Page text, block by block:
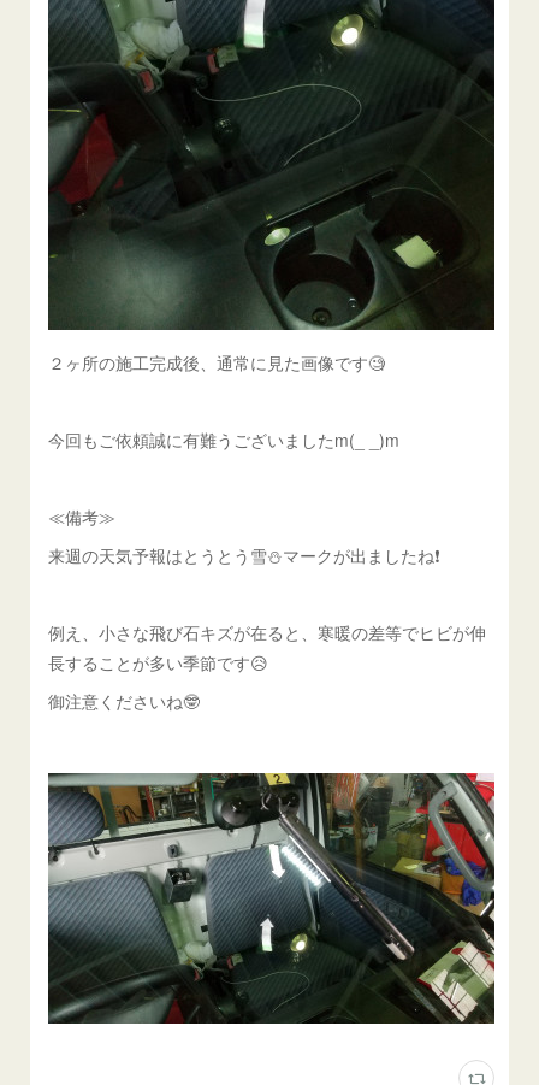
２ヶ所の施工完成後、通常に見た画像です🧐
今回もご依頼誠に有難うございましたm(_ _)m
≪備考≫
来週の天気予報はとうとう雪⛄️マークが出ましたね❗️
例え、小さな飛び石キズが在ると、寒暖の差等でヒビが伸
長することが多い季節です😥
御注意くださいね🤓